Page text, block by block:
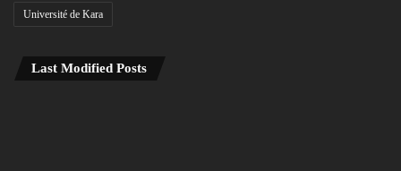
Université de Kara
Last Modified Posts